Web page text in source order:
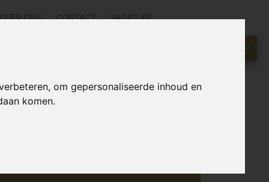
om gepersonaliseerde inhoud en
komen.
OVER ONS CONTACT VACATURE
KLIK HIER
online.